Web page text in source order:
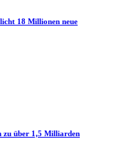
18 Millionen neue
zu über 1,5 Milliarden